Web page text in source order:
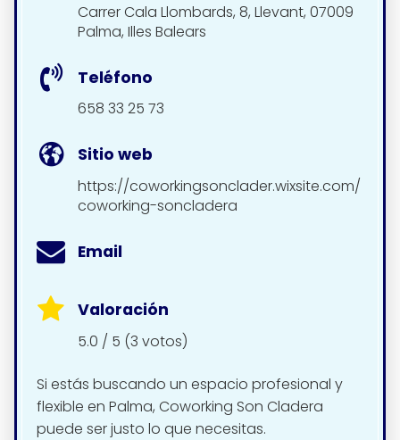
Carrer Cala Llombards, 8, Llevant, 07009
Palma, Illes Balears
Teléfono
658 33 25 73
Sitio web
https://coworkingsonclader.wixsite.com/
coworking-soncladera
Email
Valoración
5.0 / 5 (3 votos)
Si estás buscando un espacio profesional y
flexible en Palma, Coworking Son Cladera
puede ser justo lo que necesitas.